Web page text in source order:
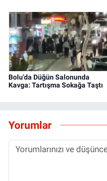
Bolu'da Düğün Salonunda
Kavga: Tartışma Sokağa Taştı
Yorumlar